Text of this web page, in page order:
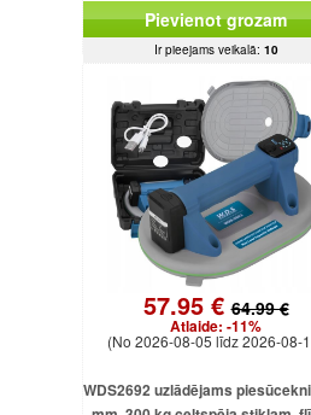
Pievienot grozam
Ir pieejams veikalā: 10
57.95 €64.99 €
Atlaide: -11%
(No 2026-08-05 līdz 2026-08-
WDS2692 uzlādējams